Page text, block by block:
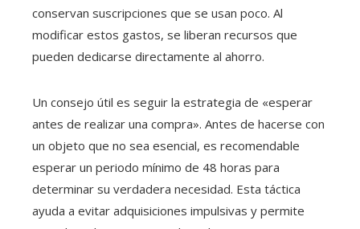
conservan suscripciones que se usan poco. Al
modificar estos gastos, se liberan recursos que
pueden dedicarse directamente al ahorro.
Un consejo útil es seguir la estrategia de «esperar
antes de realizar una compra». Antes de hacerse con
un objeto que no sea esencial, es recomendable
esperar un periodo mínimo de 48 horas para
determinar su verdadera necesidad. Esta táctica
ayuda a evitar adquisiciones impulsivas y permite